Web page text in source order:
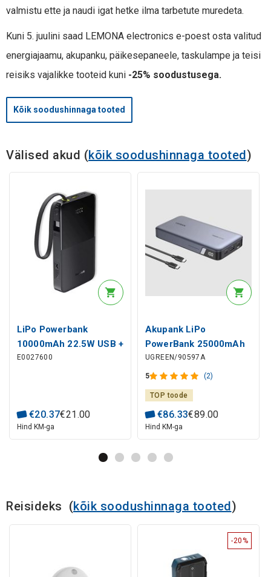
valmistu ette ja naudi igat hetke ilma tarbetute muredeta.
Kuni 5. juulini saad LEMONA electronics e-poest osta valitud
energiajaamu, akupanku, päikesepaneele, taskulampe ja teisi
reisiks vajalikke tooteid kuni -25% soodustusega.
Kõik soodushinnaga tooted
Välised akud (kõik soodushinnaga tooted)
LiPo Powerbank
10000mAh 22.5W USB +
USB-C integreeritud
E0027600
€20.37€21.00
Hind KM-ga
Akupank LiPo
PowerBank 25000mAh
145W 2xUSB-C, USB
PB205 UGREEN
UGREEN/90597A
5 (2)
TOP toode
€86.33€89.00
Hind KM-ga
Reisideks (kõik soodushinnaga tooted)
-20%